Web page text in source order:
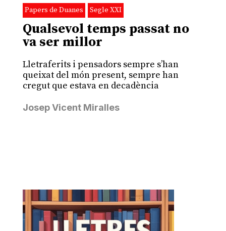
Papers de Duanes Segle XXI
Qualsevol temps passat no
va ser millor
Lletraferits i pensadors sempre s’han
queixat del món present, sempre han
cregut que estava en decadència
Josep Vicent Miralles